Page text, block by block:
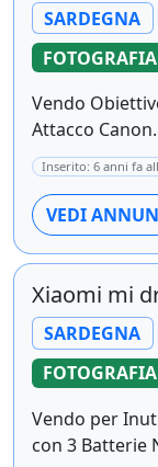
SARDEGNA
FOTOGRAFIA
Vendo
Attacco
Inserito: 6 anni fa
VEDI
Xiaomi mi
SARDEGNA
FOTOGRAFIA
Vendo per
con 3 Batterie